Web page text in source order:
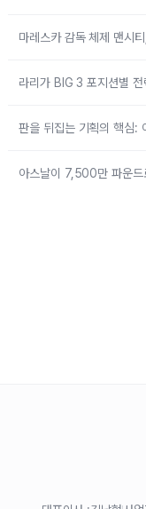
마레스카 감독 체제 맨시
라리가 BIG 3 포지션별 전
판을 뒤집는 기획의 핵심:
아스날이 7,500만 파운드